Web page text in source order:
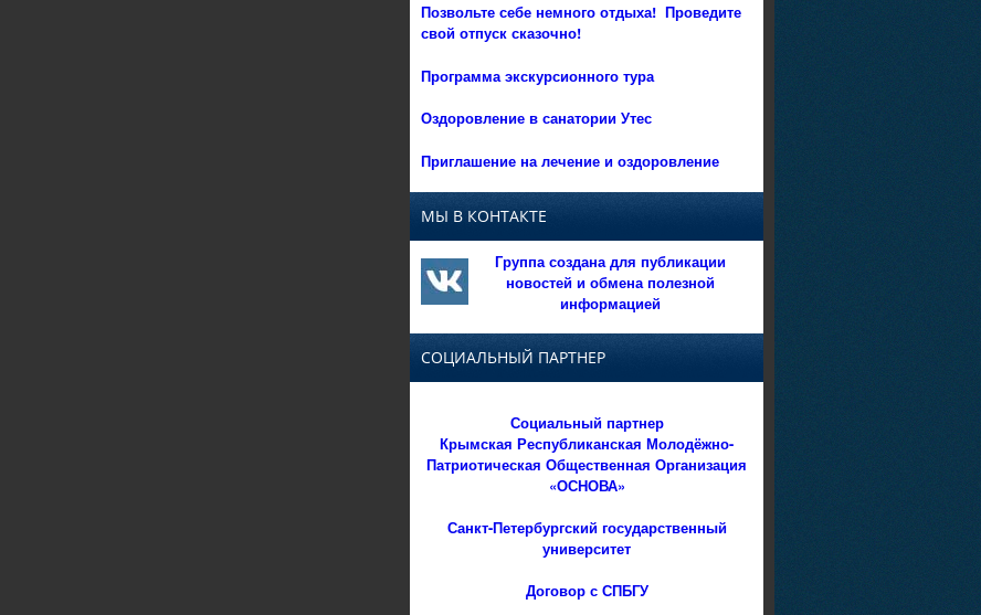
Позвольте себе немного отдыха! Проведите
свой отпуск сказочно!
Программа экскурсионного тура
Оздоровление в санатории Утес
Приглашение на лечение и оздоровление
МЫ В КОНТАКТЕ
Группа создана для публикации
новостей и обмена полезной
информацией
СОЦИАЛЬНЫЙ ПАРТНЕР
Социальный партнер
Крымская Республиканская Молодёжно-
Патриотическая Общественная Организация
«ОСНОВА»
Санкт-Петербургский государственный
университет
Договор с СПБГУ